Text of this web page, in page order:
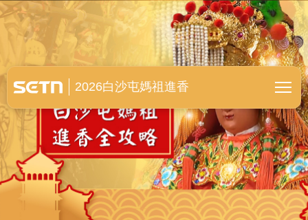
白沙屯媽祖進香全紀錄
2026白沙屯媽祖進香